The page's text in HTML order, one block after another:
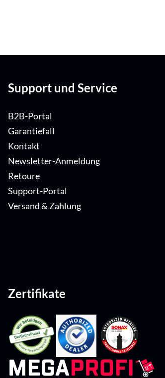
Support und Service
B2B-Portal
Garantiefall
Kontakt
Newsletter-Anmeldung
Retoure
Support-Portal
Versand & Zahlung
Zertifikate